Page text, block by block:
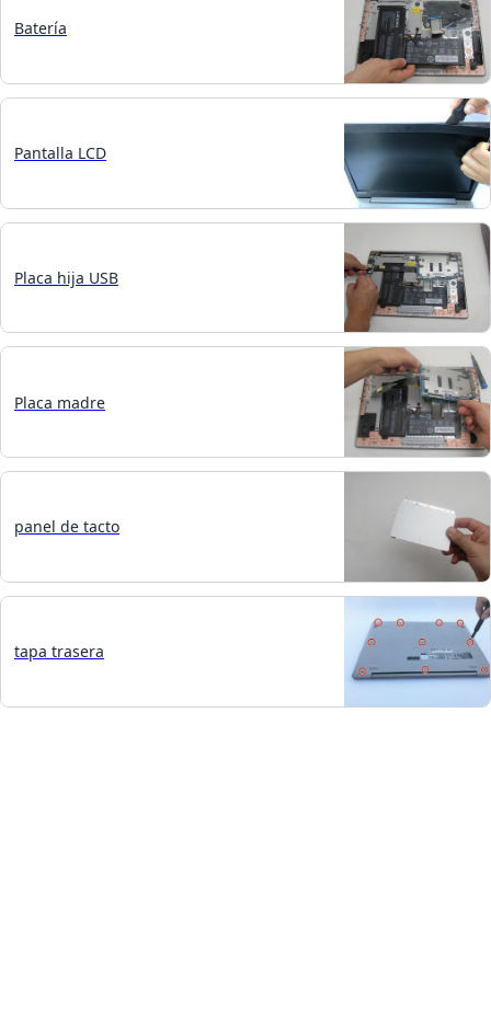
Batería
Pantalla LCD
Placa hija USB
Placa madre
panel de tacto
tapa trasera